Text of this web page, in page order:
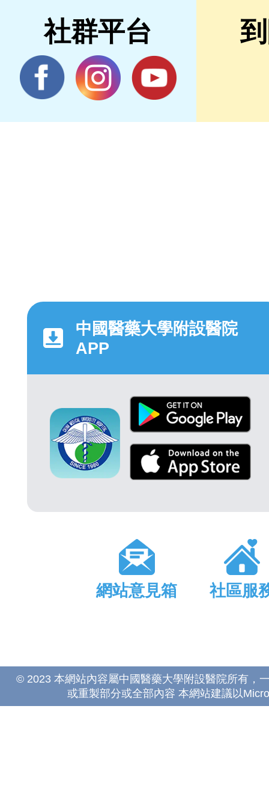
社群平台
中國醫藥大學附設醫院
APP
網站意見箱 社區服
© 2023 本網站內容屬中國醫藥大學附設醫院所有，
或重製部分或全部內容 本網站建議以